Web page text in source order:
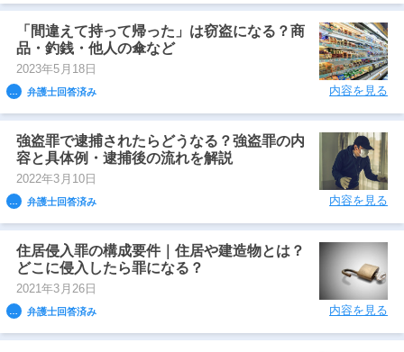
「間違えて持って帰った」は窃盗になる？商
品・釣銭・他人の傘など
2023年5月18日
弁護士回答済み 内容を見る
強盗罪で逮捕されたらどうなる？強盗罪の内
容と具体例・逮捕後の流れを解説
2022年3月10日
弁護士回答済み 内容を見る
住居侵入罪の構成要件｜住居や建造物とは？
どこに侵入したら罪になる？
2021年3月26日
弁護士回答済み 内容を見る